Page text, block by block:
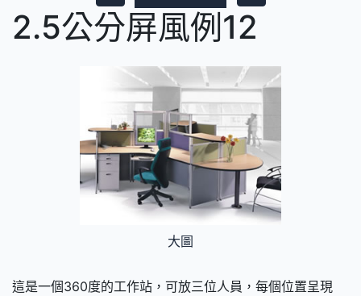
2.5公分屏風例12
大圖
這是一個360度的工作站，可放三位人員，每個位置呈現